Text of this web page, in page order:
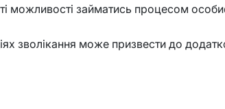
можливості займатись процесом
зволікання може призвести до